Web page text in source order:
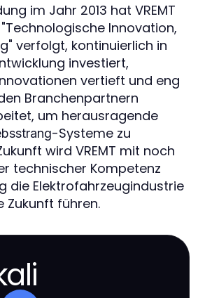
im Jahr 2013 hat VREMT
Innovation,
verfolgt, kontinuierlich in
investiert,
vertieft und eng
Branchenpartnern
um herausragende
-Systeme zu
wird VREMT mit noch
technischer Kompetenz
die Elektrofahrzeugindustrie
Zukunft führen.